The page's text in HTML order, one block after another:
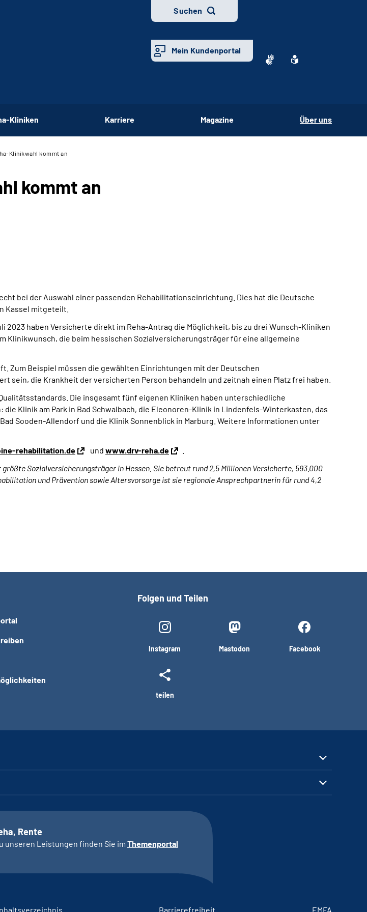
Suchen
Mein Kundenportal
Kliniken Karriere Magazine Über uns
Klinikwahl kommt an
kommt an
bei der Auswahl einer passenden Rehabilitationseinrichtung. Dies hat die Deutsche
Kassel mitgeteilt.
2023 haben Versicherte direkt im Reha-Antrag die Möglichkeit, bis zu drei Wunsch-Kliniken
die beim hessischen Sozialversicherungsträger für eine allgemeine
Zum Beispiel müssen die gewählten Einrichtungen mit der Deutschen
sein, die Krankheit der versicherten Person behandeln und zeitnah einen Platz frei haben.
Die insgesamt fünf eigenen Kliniken haben unterschiedliche
Klinik am Park in Bad Schwalbach, die Eleonoren-Klinik in Lindenfels-Winterkasten, das
Sooden-Allendorf und die Klinik Sonnenblick in Marburg. Weitere Informationen unter
rehabilitation.de und www.drv-reha.de
Sozialversicherungsträger in Hessen. Sie betreut rund 2,5 Millionen Versicherte, 593.000
und Prävention sowie Altersvorsorge ist sie regionale Ansprechpartnerin für rund 4,2
Folgen und Teilen
Instagram Mastodon Facebook
teilen
Rente
unseren Leistungen finden Sie im Themenportal
Barrierefreiheit EMFA